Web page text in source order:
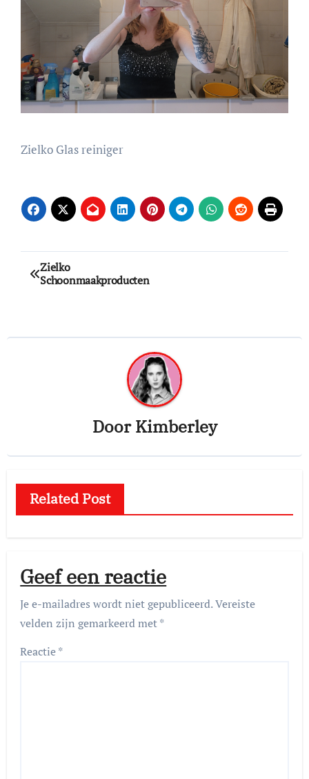
Zielko Glas reiniger
Bericht
navigatie
Zielko
Schoonmaakproducten
DoorKimberley
Related Post
Geef een reactie
Je e-mailadres wordt niet gepubliceerd.Vereiste
velden zijn gemarkeerd met*
Reactie*